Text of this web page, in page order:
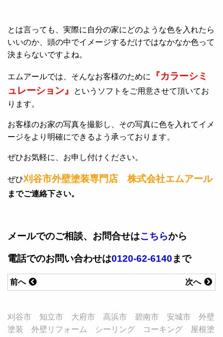
とは言っても、実際に自分の家にどのような色を入れたら
いいのか、頭の中でイメージするだけではなかなか色って
決まらないですよね。
エムアールでは、そんなお客様のために
『カラーシミ
ュレーション』
というソフトをご用意させて頂いてお
ります。
お客様のお家の写真を撮影し、その写真に色を入れてイメ
ージをより明確にできるよう承っております。
ぜひお気軽に、お申し付けください。
ぜひ刈谷市外壁塗装専門店 株式会社エムアール
までご連絡下さい。
メールでのご相談、お問合せはこちらから
電話でのお問い合わせは0120-62-6140まで
次へ
前へ
刈谷市 知立市 大府市 高浜市 碧南市 安城市 外壁
塗装 外壁リフォーム シーリング コーキング 屋根塗